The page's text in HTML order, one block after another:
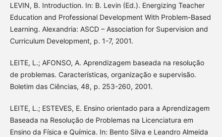
LEVIN, B. Introduction. In: B. Levin (Ed.). Energizing Teacher
Education and Professional Development With Problem-Based
Learning. Alexandria: ASCD – Association for Supervision and
Curriculum Development, p. 1-7, 2001.
LEITE, L.; AFONSO, A. Aprendizagem baseada na resolução
de problemas. Características, organização e supervisão.
Boletim das Ciências, 48, p. 253-260, 2001.
LEITE, L.; ESTEVES, E. Ensino orientado para a Aprendizagem
Baseada na Resolução de Problemas na Licenciatura em
Ensino da Física e Química. In: Bento Silva e Leandro Almeida